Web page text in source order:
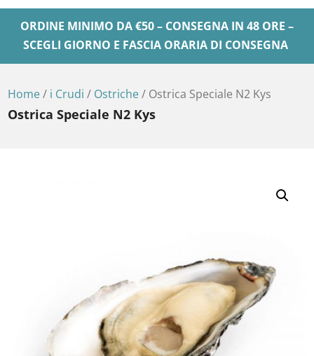
ORDINE MINIMO DA €50 – CONSEGNA IN 48 ORE –
SCEGLI GIORNO E FASCIA ORARIA DI CONSEGNA
Home/ i Crudi / Ostriche/ Ostrica Speciale N2 Kys
Ostrica Speciale N2 Kys